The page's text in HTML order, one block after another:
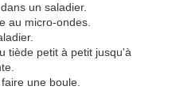
un saladier.
au micro-ondes.
tiède petit à petit jusqu'à
une boule.